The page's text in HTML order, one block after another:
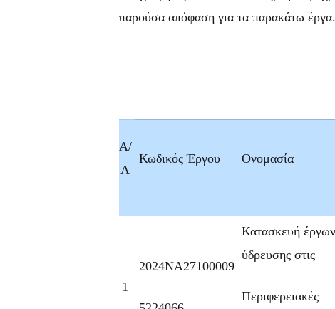
παρούσα απόφαση για τα παρακάτω έργα.
Α/
Α
Κωδικός Έργου Ονομασία
1
2024ΝΑ27100009
Κατασκευή έργων
ύδρευσης στις
Περιφερειακές